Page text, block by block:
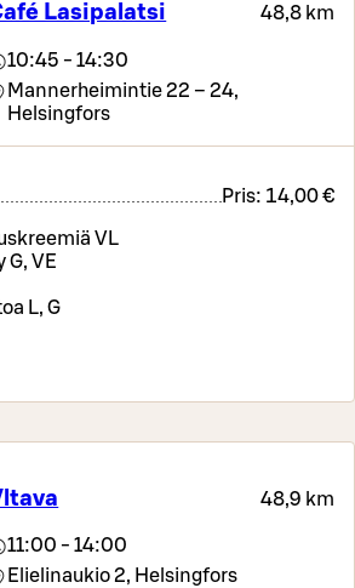
Lasipalatsi 48,8 km
10:45 - 14:30
Mannerheimintie 22 – 24,
Helsingfors
Pris: 14,00 €
VL
VE
L, G
48,9 km
11:00 - 14:00
Elielinaukio 2, Helsingfors